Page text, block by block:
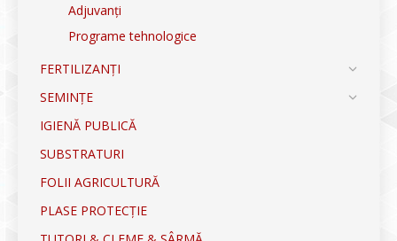
Adjuvanți
Programe tehnologice
FERTILIZANȚI
SEMINȚE
IGIENĂ PUBLICĂ
SUBSTRATURI
FOLII AGRICULTURĂ
PLASE PROTECȚIE